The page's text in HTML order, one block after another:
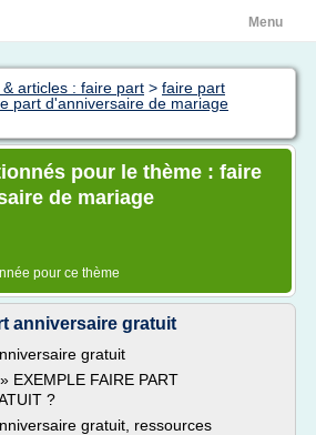
Menu
articles : faire part > faire part
part d'anniversaire de mariage
pour le thème : faire
de mariage
pour ce thème
anniversaire gratuit
gratuit
EXEMPLE FAIRE PART
?
gratuit, ressources